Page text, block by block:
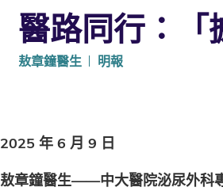
醫路同行：「
敖章鐘醫生 明報
2025 年 6 月 9 日
敖章鐘醫生——中大醫院泌尿外科